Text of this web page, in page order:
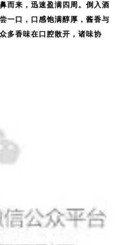
而来，迅速盈满四周。倒入酒
一口，口感饱满醇厚，酱香与
多香味在口腔散开，诸味协